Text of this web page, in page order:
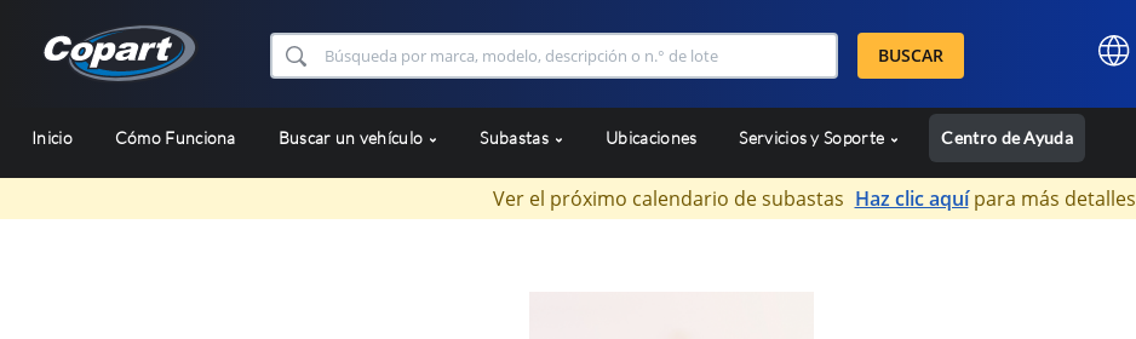
BUSCAR
Inicio Cómo Funciona Buscar un vehículo Subastas Ubicaciones Servicios y Soporte Centro de Ayuda
Ver el próximo calendario de subastas Haz clic aquípara más detalles